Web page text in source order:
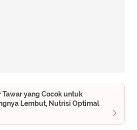
Tawar yang Cocok untuk
Lembut, Nutrisi Optimal